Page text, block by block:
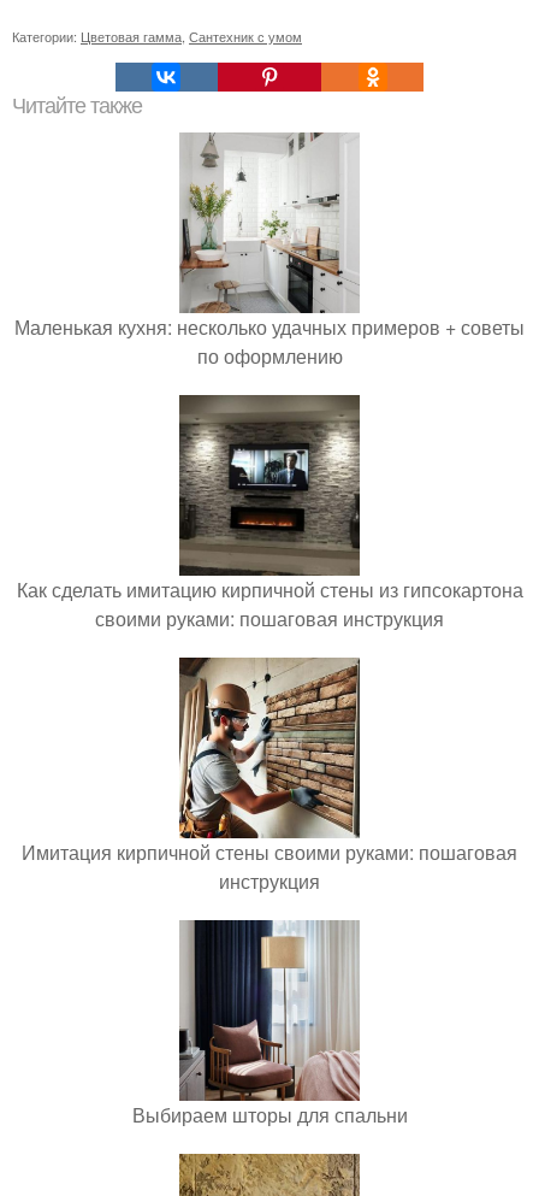
Категории: Цветовая гамма, Сантехник с умом
Читайте также
Маленькая кухня: несколько удачных примеров + советы
по оформлению
Как сделать имитацию кирпичной стены из гипсокартона
своими руками: пошаговая инструкция
Имитация кирпичной стены своими руками: пошаговая
инструкция
Выбираем шторы для спальни